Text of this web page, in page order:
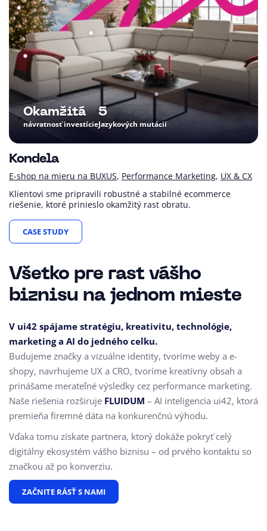
návratnosť investície
Okamžitá
Jazykových mutácií
5
Kondela
E-shop na mieru na BUXUS Performance Marketing UX & CX
Klientovi sme pripravili robustné a stabilné ecommerce
riešenie, ktoré prinieslo okamžitý rast obratu.
CASE STUDY
Všetko pre rast vášho
biznisu na jednom mieste
V ui42 spájame stratégiu, kreativitu, technológie,
marketing a AI do jedného celku.
Budujeme značky a vizuálne identity, tvoríme weby a e-
shopy, navrhujeme UX a CRO, tvoríme kreatívny obsah a
prinášame merateľné výsledky cez performance marketing.
Naše riešenia rozširuje FLUIDUM – AI inteligencia ui42, ktorá
premieňa firemné dáta na konkurenčnú výhodu.
Vďaka tomu získate partnera, ktorý dokáže pokryť celý
digitálny ekosystém vášho biznisu – od prvého kontaktu so
značkou až po konverziu.
ZAČNITE RÁSŤ S NAMI